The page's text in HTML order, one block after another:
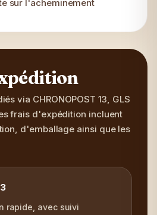
sur l'acheminement
via CHRONOPOST 13, GLS
frais d'expédition incluent
d'emballage ainsi que les
rapide, avec suivi